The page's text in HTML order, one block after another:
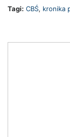
Tagi: CBŚ, kronika